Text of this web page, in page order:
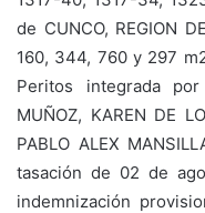
de CUNCO, REGION
160, 344, 760 y 297
Peritos integrada por
MUÑOZ, KAREN DE
PABLO ALEX
tasación de 02 de
indemnización